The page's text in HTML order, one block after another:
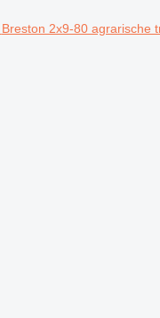
Breston 2x9-80 agrarische